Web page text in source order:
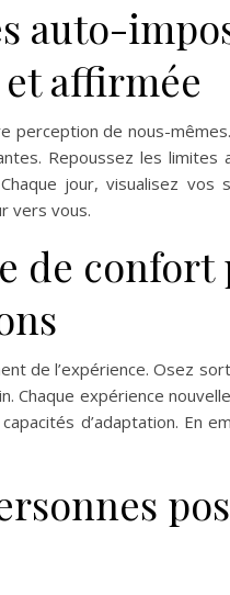
auto-
affirmée
perception de nous-
Repoussez les
jour, visualisez
vers vous.
de
de l’expérience. Osez
Chaque expérience
d’adaptation. En